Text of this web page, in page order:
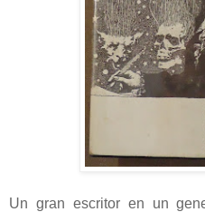
Un gran escritor en un